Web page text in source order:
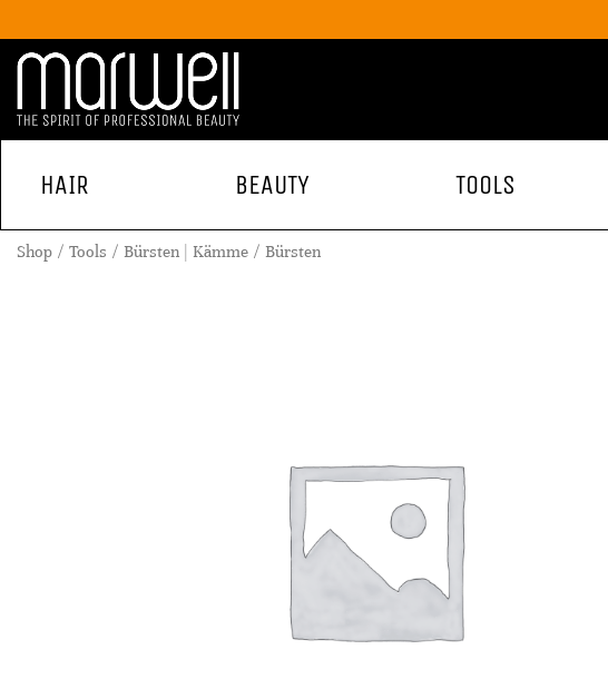
HAIR BEAUTY TOOLS
Shop Tools Bürsten | Kämme Bürsten